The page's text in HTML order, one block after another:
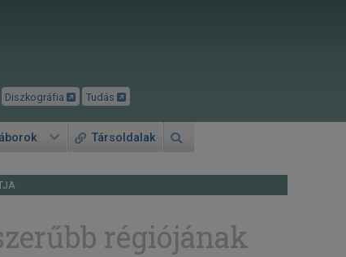
Diszkográfia Tudás
Társoldalak
régiójának